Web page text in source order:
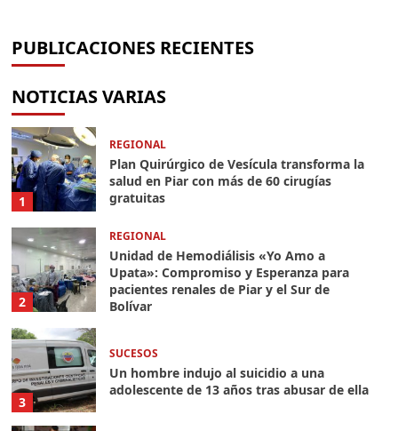
PUBLICACIONES RECIENTES
INFOSUR 05/08/2026 0
INFOSUR 05/08/2026 0
INFOSUR 05/08/2026 0
INFOSUR 05/08/2026 0
INFOSUR 05/08/2026 0
NOTICIAS VARIAS
1
REGIONAL
Plan Quirúrgico de Vesícula transforma la
salud en Piar con más de 60 cirugías
gratuitas
2
REGIONAL
Unidad de Hemodiálisis «Yo Amo a
Upata»: Compromiso y Esperanza para
pacientes renales de Piar y el Sur de
Bolívar
3
SUCESOS
Un hombre indujo al suicidio a una
adolescente de 13 años tras abusar de ella